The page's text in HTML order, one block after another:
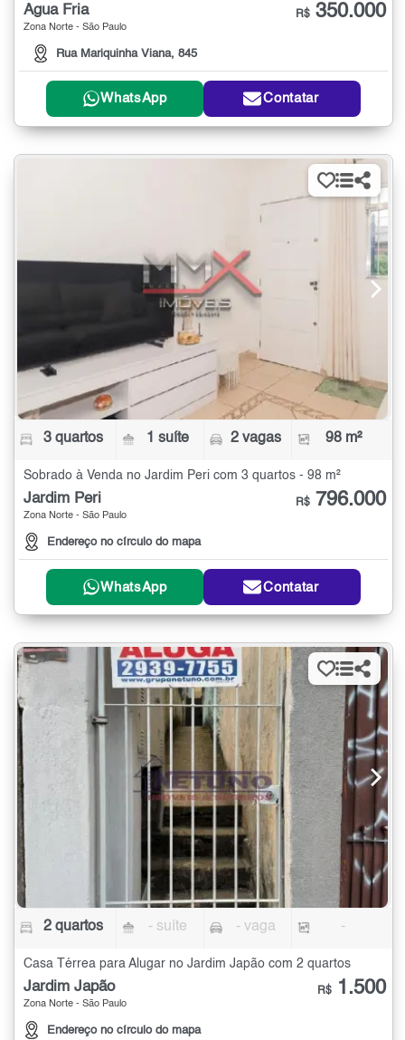
Água Fria
Zona Norte - São Paulo
Rua Mariquinha Viana, 845
R$ 350.000
WhatsApp Contatar
3 quartos 1 suíte 2 vagas 98 m²
Sobrado à Venda no Jardim Peri com 3 quartos - 98 m²
Jardim Peri
Zona Norte - São Paulo
Endereço no círculo do mapa
R$ 796.000
WhatsApp Contatar
2 quartos - suíte - vaga -
Casa Térrea para Alugar no Jardim Japão com 2 quartos
Jardim Japão
Zona Norte - São Paulo
Endereço no círculo do mapa
R$ 1.500